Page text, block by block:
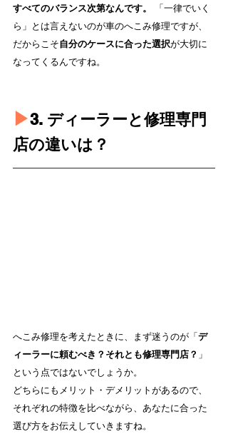
すべてのバランス次第なんです。
「一律でいく
ら」とは言えないのが車のへこみ修理ですが、
だからこそ自分のケースに合った選択が大切に
なってくるんですね。
▶︎3. ディーラーと修理専門
店の違いは？
へこみ修理を考えたときに、まず迷うのが「 デ
ィーラーに頼むべき？それとも修理専門店？ 」
という点ではないでしょうか。
どちらにもメリット・デメリットがあるので、
それぞれの特徴を比べながら、あなたに合った
選び方をお伝えしていきますね。